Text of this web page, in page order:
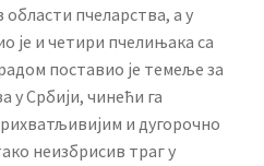
пчеларства, а у
је и четири пчелињака са
поставио је темеље за
у Србији, чинећи га
и дугорочно
неизбрисив траг у